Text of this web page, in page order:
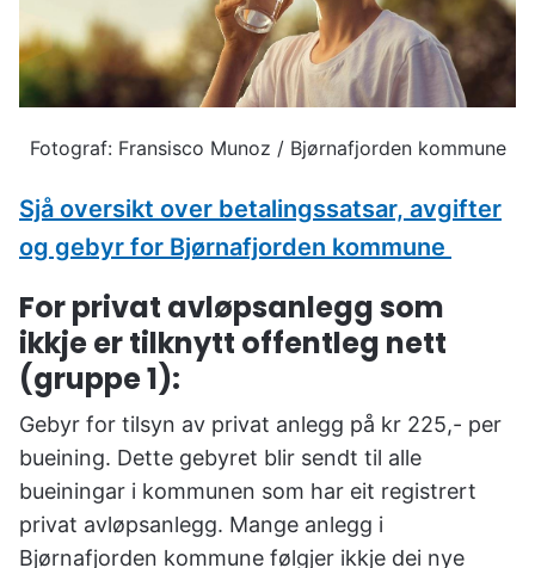
n
e
Fransisco Munoz / Bjørnafjorden kommune
Sjå oversikt over betalingssatsar, avgifter
og gebyr for Bjørnafjorden kommune
For privat avløpsanlegg som
ikkje er tilknytt offentleg nett
(gruppe 1):
Gebyr for tilsyn av privat anlegg på kr 225,- per
bueining. Dette gebyret blir sendt til alle
bueiningar i kommunen som har eit registrert
privat avløpsanlegg. Mange anlegg i
Bjørnafjorden kommune følgjer ikkje dei nye